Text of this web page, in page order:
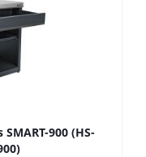
900 (HS-